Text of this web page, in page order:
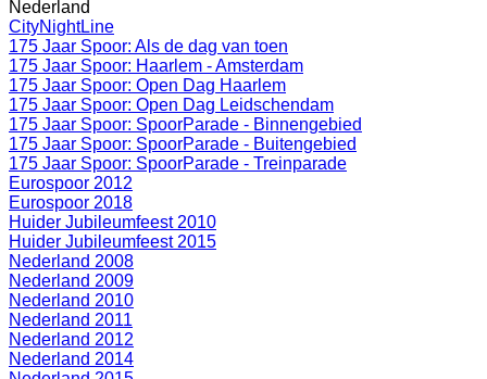
Nederland
CityNightLine
175 Jaar Spoor: Als de dag van toen
175 Jaar Spoor: Haarlem - Amsterdam
175 Jaar Spoor: Open Dag Haarlem
175 Jaar Spoor: Open Dag Leidschendam
175 Jaar Spoor: SpoorParade - Binnengebied
175 Jaar Spoor: SpoorParade - Buitengebied
175 Jaar Spoor: SpoorParade - Treinparade
Eurospoor 2012
Eurospoor 2018
Huider Jubileumfeest 2010
Huider Jubileumfeest 2015
Nederland 2008
Nederland 2009
Nederland 2010
Nederland 2011
Nederland 2012
Nederland 2014